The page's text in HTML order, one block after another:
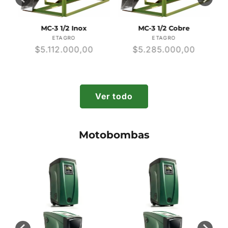
MC-3 1/2 Inox
Proveedor:
ETAGRO
Precio
$5.112.000,00
MC-3 1/2 Cobre
Proveedor:
ETAGRO
Precio
$5.285.000,00
Ver todo
Motobombas